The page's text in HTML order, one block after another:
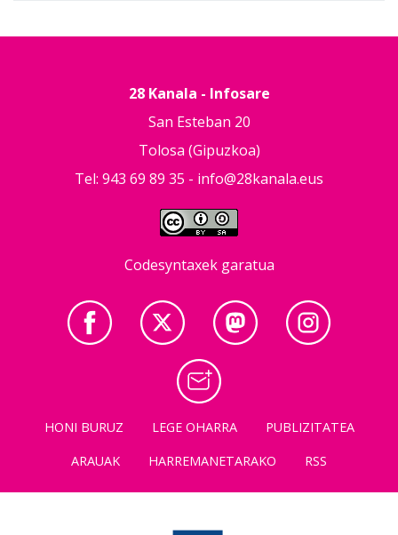
28 Kanala - Infosare
San Esteban 20
Tolosa (Gipuzkoa)
Tel: 943 69 89 35 - info@28kanala.eus
Codesyntaxek garatua
HONI BURUZ LEGE OHARRA
PUBLIZITATEA
ARAUAK
HARREMANETARAKO RSS